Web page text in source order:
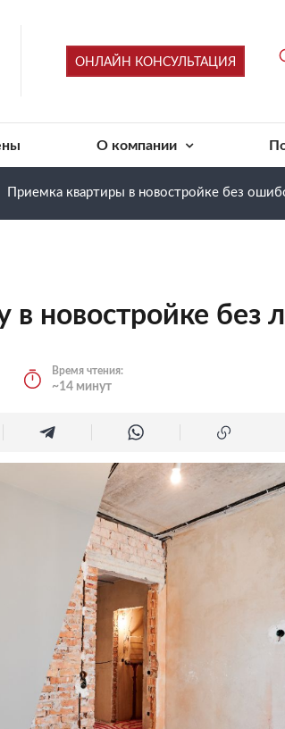
ОНЛАЙН КОНСУЛЬТАЦИЯ
О компании
Приемка квартиры в новостройке без
в новостройке без
Время чтения:
~14 минут